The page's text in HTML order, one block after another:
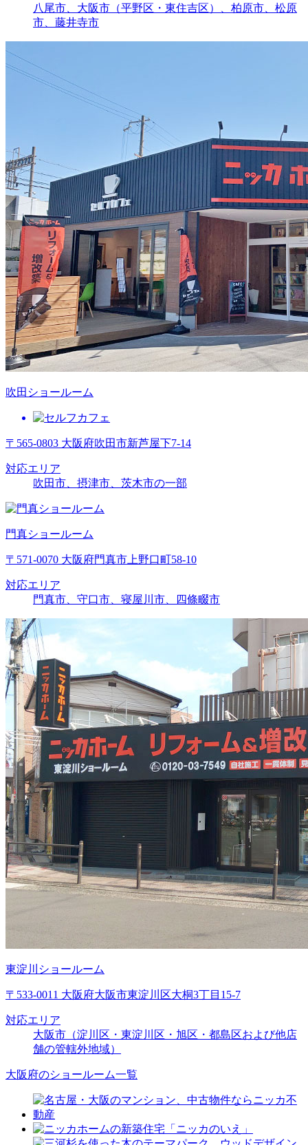
八尾市、大阪市（平野区・東住吉区）、柏原市、松原
市、藤井寺市
吹田ショールーム
〒565-0803 大阪府吹田市新芦屋下7-14
対応エリア
吹田市、摂津市、茨木市の一部
門真ショールーム
〒571-0070 大阪府門真市上野口町58-10
対応エリア
門真市、守口市、寝屋川市、四條畷市
東淀川ショールーム
〒533-0011 大阪府大阪市東淀川区大桐3丁目15-7
対応エリア
大阪市（淀川区・東淀川区・旭区・都島区および他店
舗の管轄外地域）
大阪府のショールーム一覧